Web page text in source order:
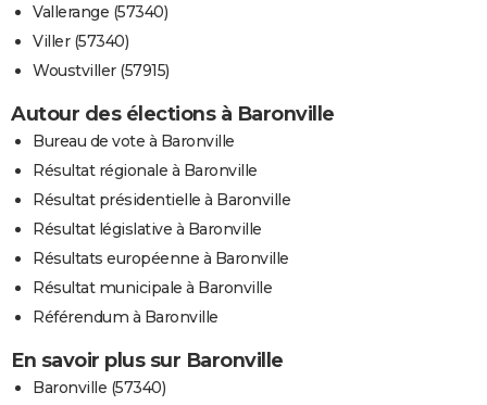
Vallerange (57340)
Viller (57340)
Woustviller (57915)
Autour des élections à Baronville
Bureau de vote à Baronville
Résultat régionale à Baronville
Résultat présidentielle à Baronville
Résultat législative à Baronville
Résultats européenne à Baronville
Résultat municipale à Baronville
Référendum à Baronville
En savoir plus sur Baronville
Baronville (57340)